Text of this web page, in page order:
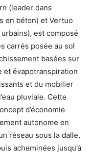
(leader dans
en béton) et Vertuo
est composé
carrés posée au sol
basées sur
et évapotranspiration
et du mobilier
pluviale. Cette
d’économie
autonome en
réseau sous la dalle,
acheminées jusqu’à